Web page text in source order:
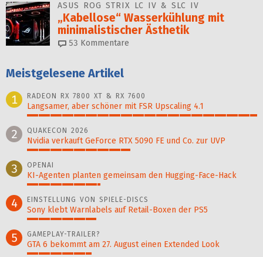
ASUS ROG STRIX LC IV & SLC IV
„Kabellose“ Wasserkühlung mit
minimalistischer Ästhetik
53 Kommentare
Meistgelesene Artikel
1
RADEON RX 7800 XT & RX 7600
Langsamer, aber schöner mit FSR Upscaling 4.1
2 QUAKECON 2026
Nvidia verkauft GeForce RTX 5090 FE und Co. zur UVP
3 OPENAI
KI-Agenten planten gemein­sam den Hugging-Face-Hack
4 EINSTELLUNG VON SPIELE-DISCS
Sony klebt Warnlabels auf Retail-Boxen der PS5
5 GAMEPLAY-TRAILER?
GTA 6 bekommt am 27. August einen Extended Look